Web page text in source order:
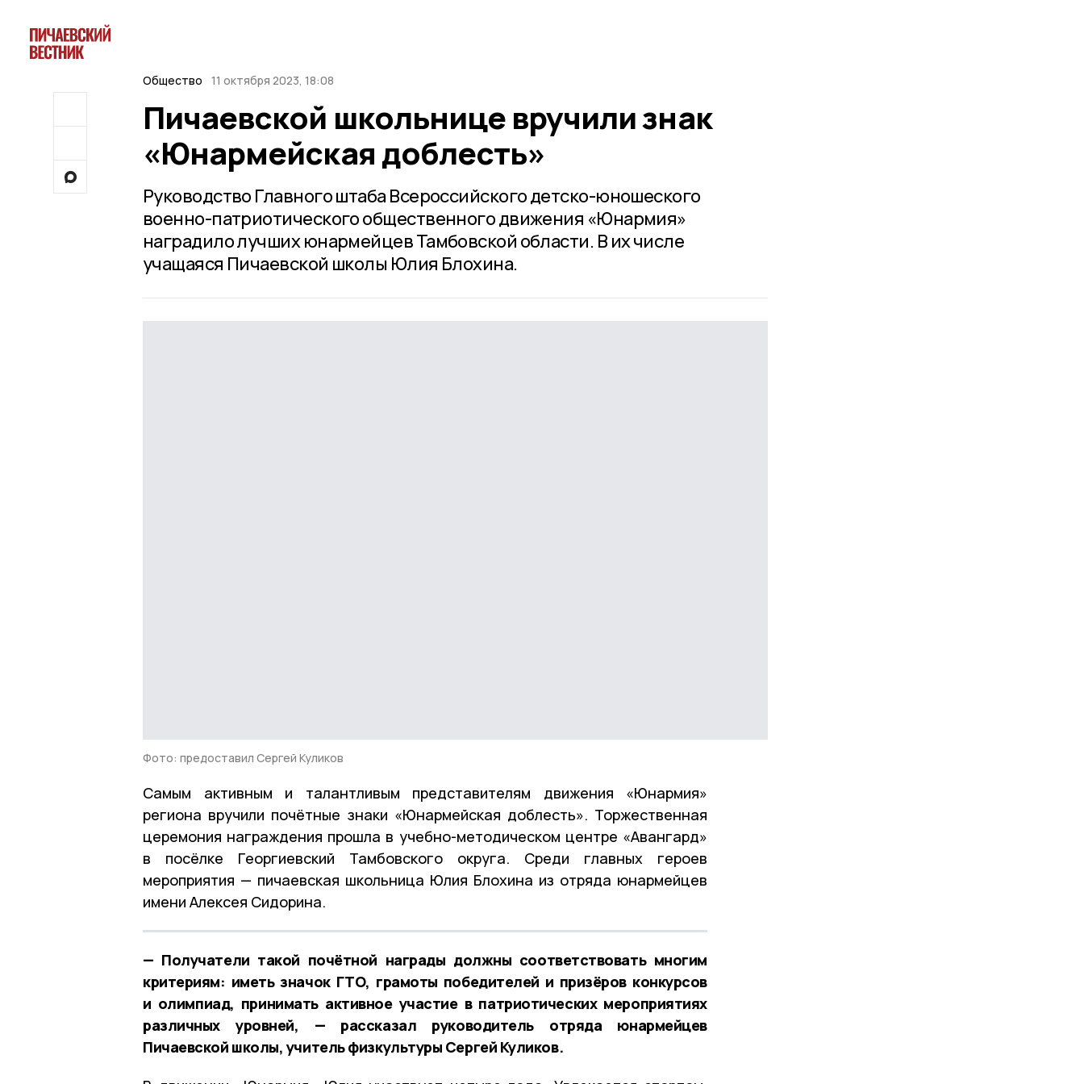
Общество 11 октября 2023, 18:08
Пичаевской школьнице вручили знак
«Юнармейская доблесть»
Руководство Главного штаба Всероссийского детско-юношеского
военно-патриотического общественного движения «Юнармия»
наградило лучших юнармейцев Тамбовской области. В их числе
учащаяся Пичаевской школы Юлия Блохина.
Фото: предоставил Сергей Куликов
Самым активным и талантливым представителям движения «Юнармия»
региона вручили почётные знаки «Юнармейская доблесть». Торжественная
церемония награждения прошла в учебно-методическом центре «Авангард»
в посёлке Георгиевский Тамбовского округа. Среди главных героев
мероприятия — пичаевская школьница Юлия Блохина из отряда юнармейцев
имени Алексея Сидорина.
— Получатели такой почётной награды должны соответствовать многим
критериям: иметь значок ГТО, грамоты победителей и призёров конкурсов
и олимпиад, принимать активное участие в патриотических мероприятиях
различных уровней, — рассказал руководитель отряда юнармейцев
Пичаевской школы, учитель физкультуры Сергей Куликов.